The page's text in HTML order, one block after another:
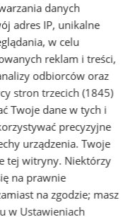
kulturę: trzy
danych
adres IP, unikalne
w celu
reklam i treści,
odbiorców oraz
stron trzecich (1845)
Twoje dane w tych i
precyzyjne
urządzenia. Twoje
tej witryny. Niektórzy
na prawnie
na zgodzie; masz
w Ustawieniach